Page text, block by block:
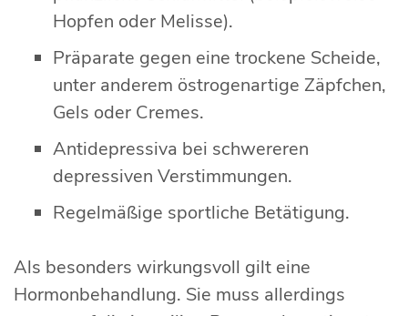
Hopfen oder Melisse).
Präparate gegen eine trockene Scheide,
unter anderem östrogenartige Zäpfchen,
Gels oder Cremes.
Antidepressiva bei schwereren
depressiven Verstimmungen.
Regelmäßige sportliche Betätigung.
Als besonders wirkungsvoll gilt eine
Hormonbehandlung. Sie muss allerdings